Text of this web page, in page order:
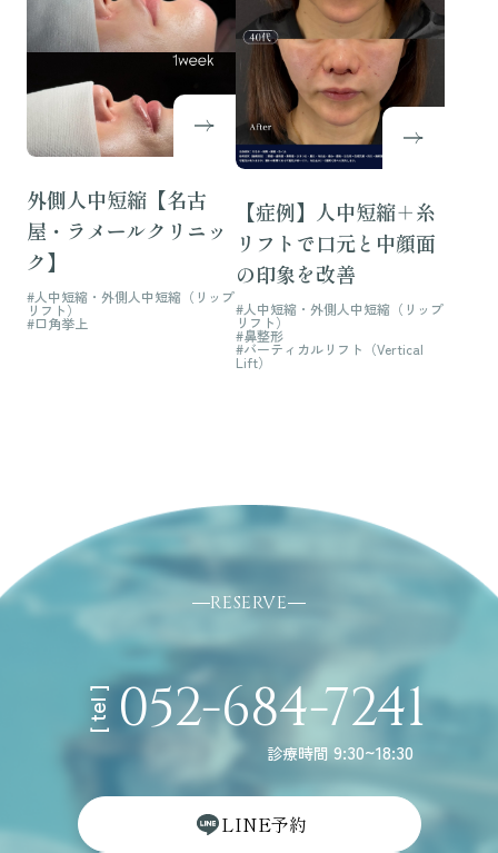
外側人中短縮【名古
屋・ラメールクリニッ
ク】
#人中短縮・外側人中短縮（リップ
リフト）
#口角挙上
【症例】人中短縮＋糸
リフトで口元と中顔面
の印象を改善
#人中短縮・外側人中短縮（リップ
リフト）
#鼻整形
#バーティカルリフト（Vertical
Lift）
RESERVE
[ tel ] 052-684-7241
診療時間 9:30~18:30
LINE予約